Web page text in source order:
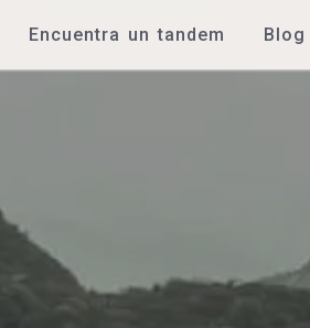
Encuentra un tandem Blog